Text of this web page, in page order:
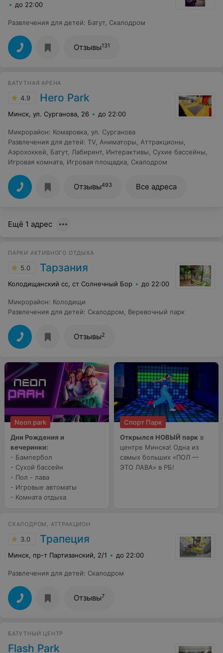
до 22:00
Развлечения для детей: Батут, Скалодром
Отзывы131
БАТУТНАЯ АРЕНА
4.9 Hero Park
Минск, ул. Сурганова, 26 до 22:00
Микрорайон: Комаровка, ул. Сурганова
Развлечения для детей: TV, Аниматоры, Аттракционы,
Аэрохоккей, Батут, Лабиринт, Интерактивы, Сухие бассейны,
Игровая комната, Игровая площадка, Скалодром
Отзывы493 Все адреса
Ещё 1 адрес
ПАРКИ АКТИВНОГО ОТДЫХА
5.0 Тарзания
Колодищанский сс, ст Солнечный Бор до 22:00
Микрорайон: Колодищи
Развлечения для детей: Скалодром, Веревочный парк
Отзывы2
Neon park
Дни Рождения и
вечеринки:
- Бампербол
- Сухой бассейн
- Пол - лава
- Игровые автоматы
- Комната отдыха
Спорт Парк
Открылся НОВЫЙ парк в
центре Минска! Одна из
самых больших «ПОЛ —
ЭТО ЛАВА» в РБ!
СКАЛОДРОМ, АТТРАКЦИОН
3.0 Трапеция
Минск, пр-т Партизанский, 2/1 до 22:00
Развлечения для детей: Скалодром
Отзывы7
БАТУТНЫЙ ЦЕНТР
Flash Park